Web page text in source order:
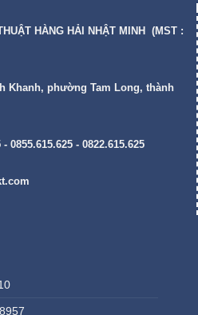
HÀNG HẢI NHẬT MINH (MST :
Khanh, phường Tam Long, thành
- 0855.615.625 - 0822.615.625